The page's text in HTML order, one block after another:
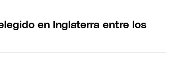
en Inglaterra entre los